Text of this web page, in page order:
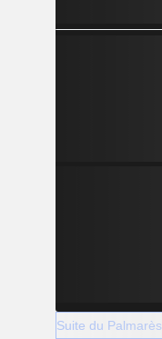
Suite du Palmarès